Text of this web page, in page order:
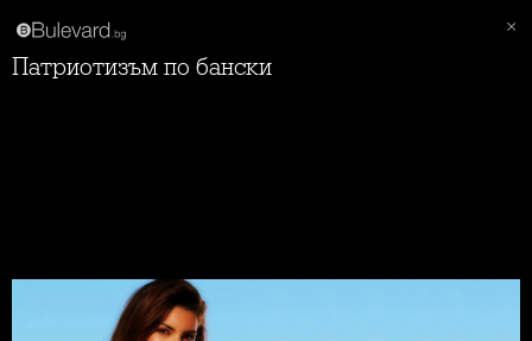
Патриотизъм по бански